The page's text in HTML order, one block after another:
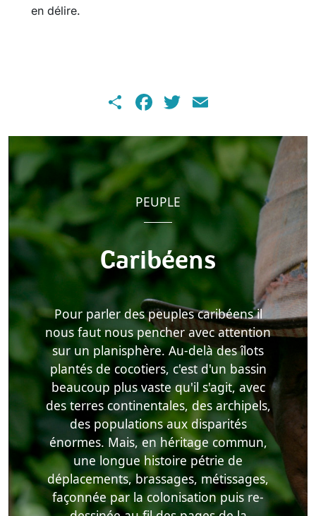
en délire.
ShareFacebook
Twitter
PEUPLE
Caribéens
Pour parler des peuples caribéens il
nous faut nous pencher avec attention
sur un planisphère. Au-delà des îlots
plantés de cocotiers, c'est d'un bassin
beaucoup plus vaste qu'il s'agit, avec
des terres continentales, des archipels,
des populations aux disparités
énormes. Mais, en héritage commun,
une longue histoire pétrie de
déplacements, brassages, métissages,
façonnée par la colonisation puis re-